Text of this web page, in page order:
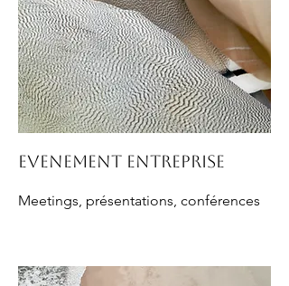
Evenement entreprise
Meetings, présentations, conférences